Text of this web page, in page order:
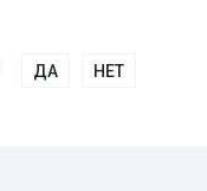
ДА НЕТ